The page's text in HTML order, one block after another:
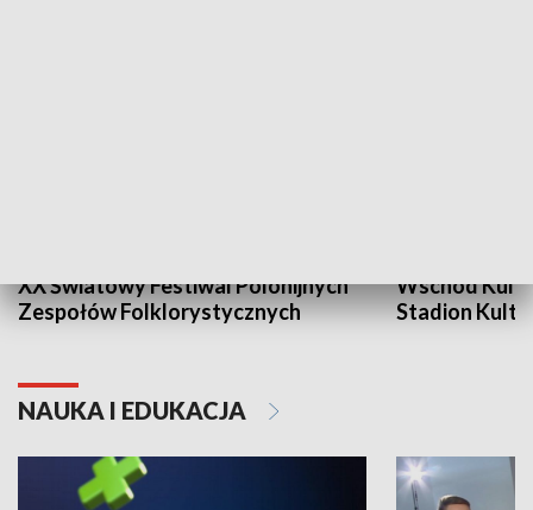
XX Światowy Festiwal Polonijnych
Zespołów Folklorystycznych
Wschód
Stadion
NAUKA I EDUKACJA